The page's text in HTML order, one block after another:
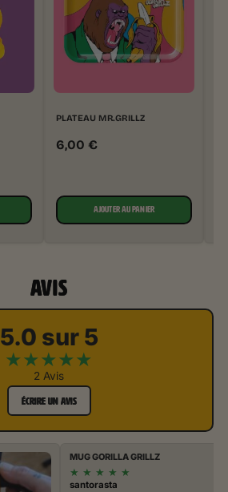
PLATEAU MR.GRILLZ
6,00 €
AJOUTER AU PANIER
AVIS
5.0 sur 5
★★★★★
2 Avis
ÉCRIRE UN AVIS
MUG GORILLA GRILLZ
★ ★ ★ ★ ★
santorasta